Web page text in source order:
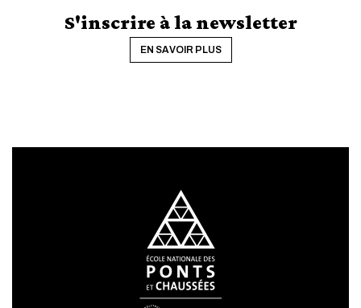
S'inscrire à la newsletter
EN SAVOIR PLUS